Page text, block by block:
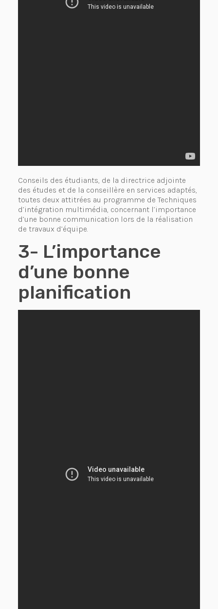
Conseils des étudiants, de la directrice adjointe
des études et de la conseillère en services adaptés,
toutes deux attitrées au programme de Techniques
d’intégration multimédia, concernant l’importance
d’une bonne communication lors de la réalisation
de travaux d’équipe.
3- L’importance
d’une bonne
planification